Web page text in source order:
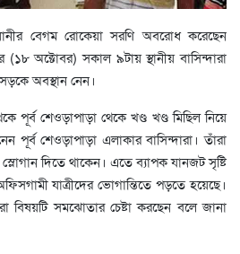
বেগম রোকেয়া সরণি অবরোধ করেছেন
(১৮ অক্টোবর) সকাল ৯টায় স্থানীয় বাসিন্দারা
অবস্থান নেন।
পূর্ব শেওড়াপাড়া থেকে খণ্ড খণ্ড মিছিল নিয়ে
পূর্ব শেওড়াপাড়া এলাকার বাসিন্দারা। তাঁরা
দিতে থাকেন। এতে ব্যাপক যানজট সৃষ্টি
যাত্রীদের ভোগান্তিতে পড়তে হয়েছে।
বিষয়টি সমঝোতার চেষ্টা করছেন বলে জানা